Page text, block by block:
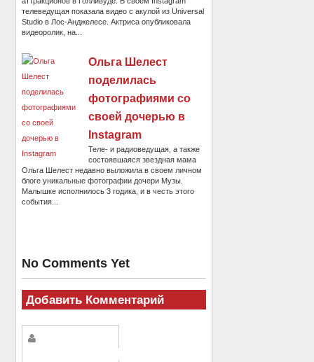
телеведущая показала видео с акулой из Universal
Studio в Лос-Анджелесе. Актриса опубликовала
видеоролик, на...
Ольга Шелест
поделилась
фотографиями со
своей дочерью в
Instagram
Теле- и радиоведущая, а также
состоявшаяся звездная мама
Ольга Шелест недавно выложила в своем личном
блоге уникальные фотографии дочери Музы.
Малышке исполнилось 3 годика, и в честь этого
события...
No Comments Yet
Добавить Комментарий